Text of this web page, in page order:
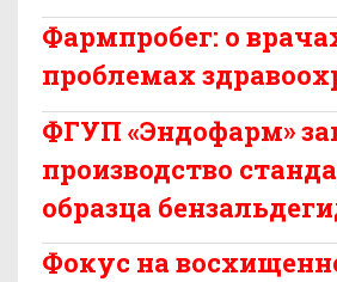
Фармпробег: о
проблемах
ФГУП «Эндофарм»
производство
образца
Фокус на